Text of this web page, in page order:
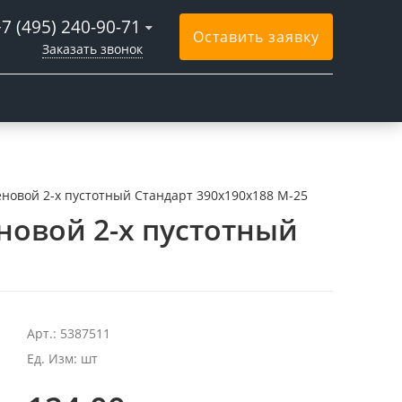
(495) 240-90-71
Заказать звонок
Оставить заявку
2-х пустотный Стандарт 390x190x188 М-25
2-х пустотный
Арт.: 5387511
Ед. Изм: шт